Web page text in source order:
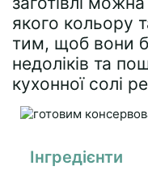
якого кольору
тим, щоб вони
недоліків та
кухонної солі
Інгредієнти